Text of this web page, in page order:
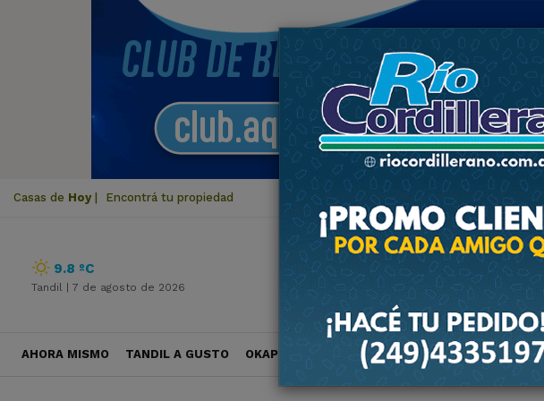
Casas de Hoy Encontrá tu propiedad
9.8 ºC
Tandil | 7 de agosto de 2026
AHORA MISMO TANDIL A GUSTO OKAPI VIAJES POLÍTICA POLICIALES